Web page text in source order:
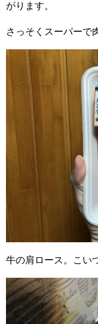
がります。
さっそくスーパーで
牛の肩ロース。こい